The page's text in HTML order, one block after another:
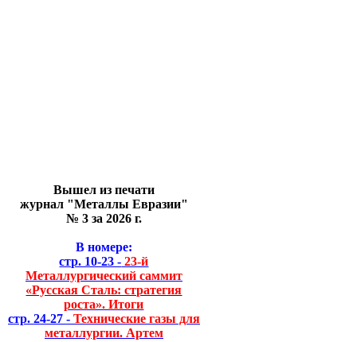
Вышел из печати
журнал "Металлы Евразии"
№ 3 за 2026 г.
В номере:
стр. 10-23 - 23-й
Металлургический саммит
«Русская Сталь: стратегия
роста». Итоги
стр. 24-27 - Технические газы для
металлургии. Артем